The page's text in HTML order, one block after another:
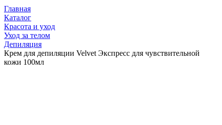
Главная
Каталог
Красота и уход
Уход за телом
Депиляция
Крем для депиляции Velvet Экспресс для чувствительной
кожи 100мл